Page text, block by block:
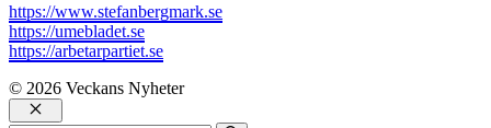
https://www.stefanbergmark.se
https://umebladet.se
https://arbetarpartiet.se
© 2026 Veckans Nyheter